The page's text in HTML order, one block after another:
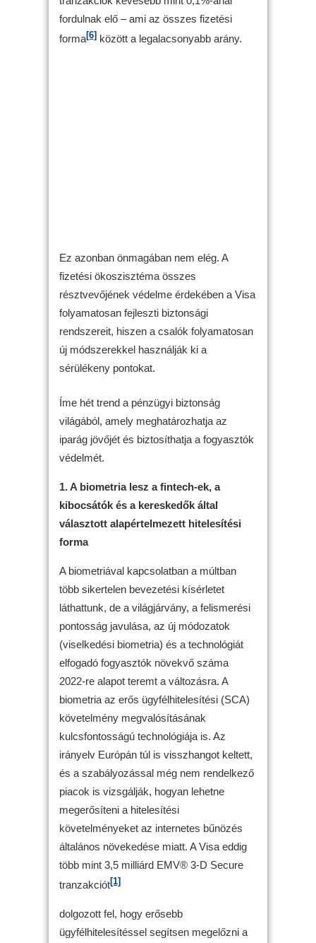
fordulnak elő – ami az összes fizetési
forma[6] között a legalacsonyabb arány.
Ez azonban önmagában nem elég. A
fizetési ökoszisztéma összes
résztvevőjének védelme érdekében a Visa
folyamatosan fejleszti biztonsági
rendszereit, hiszen a csalók folyamatosan
új módszerekkel használják ki a
sérülékeny pontokat.
Íme hét trend a pénzügyi biztonság
világából, amely meghatározhatja az
iparág jövőjét és biztosíthatja a fogyasztók
védelmét.
1. A biometria lesz a fintech-ek, a
kibocsátók és a kereskedők által
választott alapértelmezett hitelesítési
forma
A biometriával kapcsolatban a múltban
több sikertelen bevezetési kísérletet
láthattunk, de a világjárvány, a felismerési
pontosság javulása, az új módozatok
(viselkedési biometria) és a technológiát
elfogadó fogyasztók növekvő száma
2022-re alapot teremt a változásra. A
biometria az erős ügyfélhitelesítési (SCA)
követelmény megvalósításának
kulcsfontosságú technológiája is. Az
irányelv Európán túl is visszhangot keltett,
és a szabályozással még nem rendelkező
piacok is vizsgálják, hogyan lehetne
megerősíteni a hitelesítési
követelményeket az internetes bűnözés
általános növekedése miatt. A Visa eddig
több mint 3,5 milliárd EMV® 3-D Secure
tranzakciót[1]
dolgozott fel, hogy erősebb
ügyfélhitelesítéssel segítsen megelőzni a